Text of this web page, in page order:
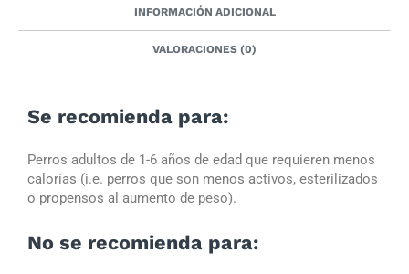
INFORMACIÓN ADICIONAL
VALORACIONES (0)
Se recomienda para:
Perros adultos de 1-6 años de edad que requieren menos
calorías (i.e. perros que son menos activos, esterilizados
o propensos al aumento de peso).
No se recomienda para: